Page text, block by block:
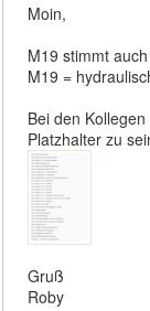
Moin,
M19 stimmt
M19 =
Bei den
Platzhalter zu
Gruß
Roby